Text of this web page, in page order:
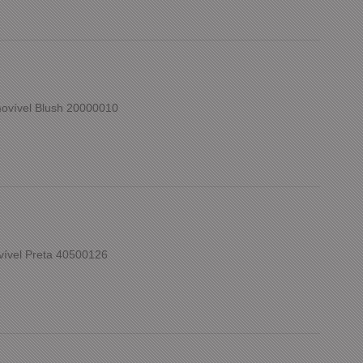
Blush 20000010
Preta 40500126